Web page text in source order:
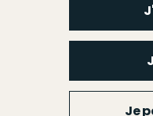
Je
Footer
Qui sommes-nous ?Espace